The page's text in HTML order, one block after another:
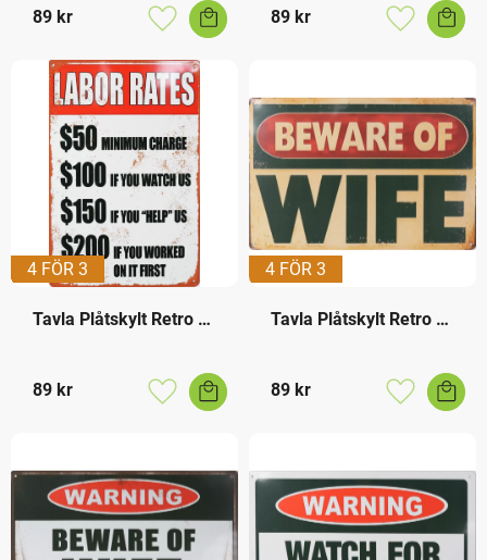
89 kr
Lägg till i favoriter
89 kr
Lägg till i
4 FÖR 3
Tavla Plåtskylt Retro
89 kr
Lägg till i favoriter
4 FÖR 3
Tavla Plåtskylt Retro
89 kr
Lägg till i